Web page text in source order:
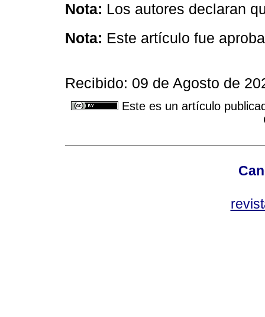
Nota: Los autores declaran
Nota: Este artículo fue
Recibido: 09 de Agosto de
Este es un artículo